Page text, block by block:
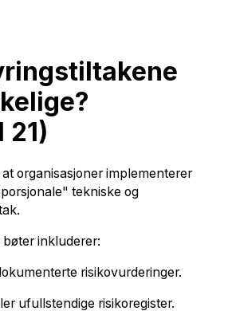
organisasjoner implementerer
tekniske og
inkluderer:
risikovurderinger.
ufullstendige risikoregister.